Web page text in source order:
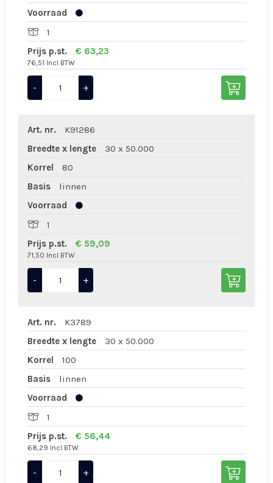
Voorraad
1
Prijs p.st.
€ 63,23
76,51 Incl BTW
- +
Art. nr.
K91286
Breedte x lengte
30 x 50.000
Korrel
80
Basis
linnen
Voorraad
1
Prijs p.st.
€ 59,09
71,50 Incl BTW
- +
Art. nr.
K3789
Breedte x lengte
30 x 50.000
Korrel
100
Basis
linnen
Voorraad
1
Prijs p.st.
€ 56,44
68,29 Incl BTW
- +